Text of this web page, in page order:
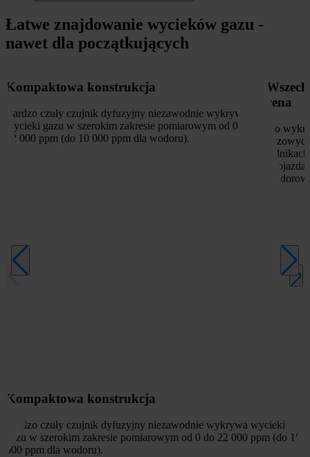
Łatwe znajdowanie wycieków gazu -
nawet dla początkujących
Kompaktowa konstrukcja
Bardzo czuły czujnik dyfuzyjny niezawodnie wykrywa
wycieki gazu w szerokim zakresie pomiarowym od 0 do
22 000 ppm (do 10 000 ppm dla wodoru).
cena
Do
i
Kompaktowa konstrukcja
Bardzo czuły czujnik dyfuzyjny niezawodnie wykrywa wycieki
gazu w szerokim zakresie pomiarowym od 0 do 22 000 ppm (do 10
000 ppm dla wodoru).